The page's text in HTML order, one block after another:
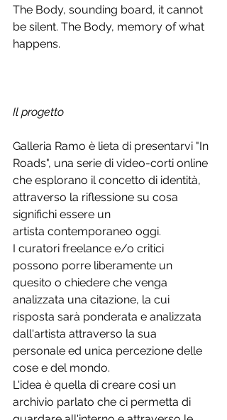
The Body, sounding board, it cannot
be silent. The Body, memory of what
happens.
Il progetto
Galleria Ramo è lieta di presentarvi "In
Roads", una serie di video-corti online
che esplorano il concetto di identità,
attraverso la riflessione su cosa
significhi essere un
artista contemporaneo oggi.
I curatori freelance e/o critici
possono porre liberamente un
quesito o chiedere che venga
analizzata una citazione, la cui
risposta sarà ponderata e analizzata
dall'artista attraverso la sua
personale ed unica percezione delle
cose e del mondo.
L'idea è quella di creare cosi un
archivio parlato che ci permetta di